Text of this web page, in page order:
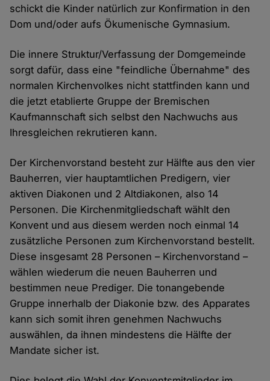
schickt die Kinder natürlich zur Konfirmation in den
Dom und/oder aufs Ökumenische Gymnasium.
Die innere Struktur/Verfassung der Domgemeinde
sorgt dafür, dass eine "feindliche Übernahme" des
normalen Kirchenvolkes nicht stattfinden kann und
die jetzt etablierte Gruppe der Bremischen
Kaufmannschaft sich selbst den Nachwuchs aus
Ihresgleichen rekrutieren kann.
Der Kirchenvorstand besteht zur Hälfte aus den vier
Bauherren, vier hauptamtlichen Predigern, vier
aktiven Diakonen und 2 Altdiakonen, also 14
Personen. Die Kirchenmitgliedschaft wählt den
Konvent und aus diesem werden noch einmal 14
zusätzliche Personen zum Kirchenvorstand bestellt.
Diese insgesamt 28 Personen – Kirchenvorstand ­­–
wählen wiederum die neuen Bauherren und
bestimmen neue Prediger. Die tonangebende
Gruppe innerhalb der Diakonie bzw. des Apparates
kann sich somit ihren genehmen Nachwuchs
auswählen, da ihnen mindestens die Hälfte der
Mandate sicher ist.